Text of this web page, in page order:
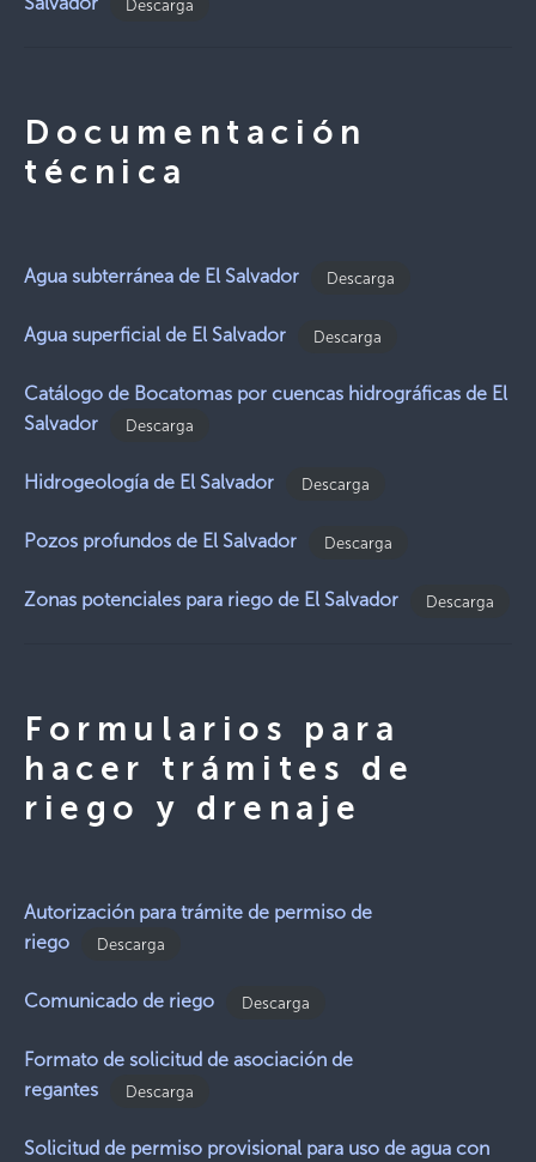
Descarga
Documentación
técnica
Agua subterránea de El Salvador Descarga
Agua superficial de El Salvador Descarga
Catálogo de Bocatomas por cuencas hidrográficas de El
Salvador
Descarga
Hidrogeología de El Salvador Descarga
Pozos profundos de El Salvador Descarga
Zonas potenciales para riego de El Salvador Descarga
Formularios para
hacer trámites de
riego y drenaje
Autorización para trámite de permiso de
riego
Descarga
Comunicado de riego Descarga
Formato de solicitud de asociación de
regantes
Descarga
Solicitud de permiso provisional para uso de agua con